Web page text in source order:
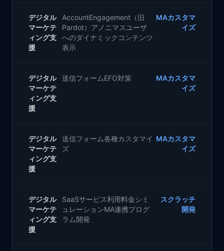
デジタル
マーケテ
ィング支
援
AccountEngagement（旧
Pardot）アノニマスユーザ
へのダイナミックコンテンツ
表示
MAカスタマ
イズ
デジタル
マーケテ
ィング支
援
送信フォームEFO対策
MAカスタマ
イズ
デジタル
マーケテ
ィング支
援
送信フォーム各種カスタマイ
ズ
MAカスタマ
イズ
デジタル
マーケテ
ィング支
援
SaaSサービス利用料金シミ
ュレーションMA連携プログ
ラム開発
スクラッチ
開発